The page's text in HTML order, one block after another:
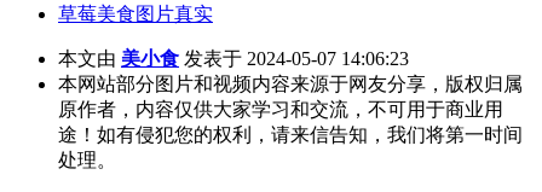
草莓美食图片真实
本文由 美小食 发表于 2024-05-07 14:06:23
本网站部分图片和视频内容来源于网友分享，版权归属
原作者，内容仅供大家学习和交流，不可用于商业用
途！如有侵犯您的权利，请来信告知，我们将第一时间
处理。